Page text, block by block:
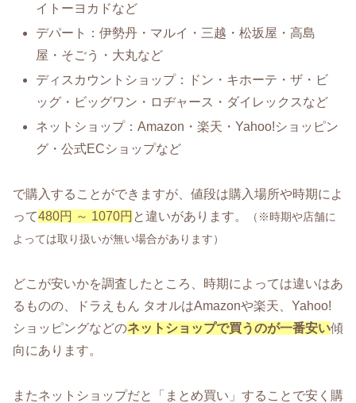
イトーヨカドなど
デパート：伊勢丹・マルイ・三越・松坂屋・高島
屋・そごう・大丸など
ディスカウントショップ：ドン・キホーテ・ザ・ビ
ッグ・ビッグワン・ロヂャース・ダイレックスなど
ネットショップ：Amazon・楽天・Yahoo!ショッピン
グ・公式ECショップなど
で購入することができますが、値段は購入場所や時期によ
って480円 ～ 1070円 と違いがあります。
（※時期や店舗に
よっては取り扱いが無い場合があります）
どこが安いかを調査したところ、時期によっては違いはあ
るものの、ドラえもん タオルはAmazonや楽天、Yahoo!
ショッピングなどのネットショップで買うのが一番安い傾
向にあります。
またネットショップだと「まとめ買い」することで安く購